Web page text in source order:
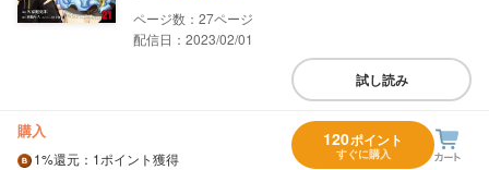
27
配信日：2023/02/01
試し読み
購入
1%還元 ：1ポイント獲得
120ポイント
すぐに購入